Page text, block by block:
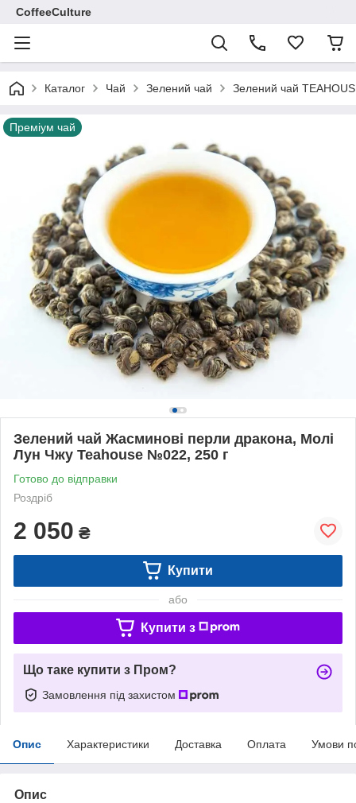
CoffeeCulture
Каталог Чай Зелений чай Зелений чай
Преміум чай
Зелений чай Жасминові перли дракона, Молі
Лун Чжу Teahouse №022, 250 г
Готово до відправки
Роздріб
2 050 ₴
Купити
або
Купити з
Що таке купити з Пром?
Замовлення під захистом
Опис Характеристики Доставка Оплата Умови
Опис